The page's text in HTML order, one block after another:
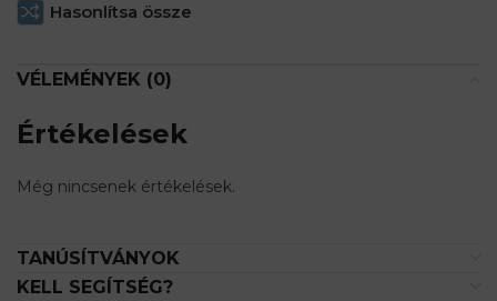
Hasonlítsa össze
VÉLEMÉNYEK (0)
Értékelések
Még nincsenek értékelések.
TANÚSÍTVÁNYOK
KELL SEGÍTSÉG?